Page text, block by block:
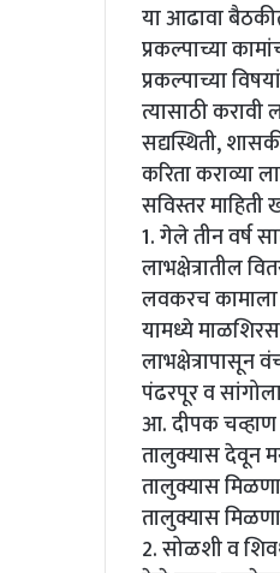
या आढावा
प्रकल्पाच्या
प्रकल्पाच्या
त्यासाठी करावी
सद्यस्थिती,
करिता कराव्या
सविस्तर माहिती
1. गेले तीन वर्ष
लाभक्षेत्रातील
लवकरच कामाला
यामध्ये
लाभक्षेत्रापासून
पंढरपूर व
आ. दीपक चव्हाण
तालुक्यास देवून
तालुक्यास
तालुक्यास
2. सोळशी व